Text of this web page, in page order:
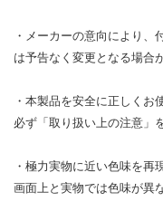
・メーカーの意向により、
は予告なく変更となる場合
・本製品を安全に正しくお
必ず「取り扱い上の注意」
・極力実物に近い色味を再
画面上と実物では色味が異